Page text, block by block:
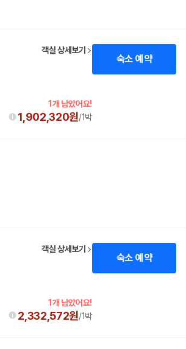
객실 상세보기
1개 남았어요!
1,902,320원/1박
숙소 예약
객실 상세보기
1개 남았어요!
2,332,572원/1박
숙소 예약